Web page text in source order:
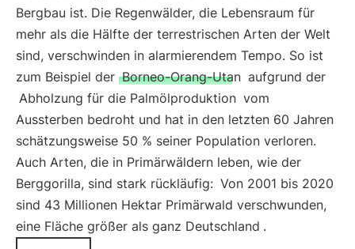
Bergbau ist. Die Regenwälder, die Lebensraum für
mehr als die Hälfte der terrestrischen Arten der Welt
sind, verschwinden in alarmierendem Tempo. So ist
zum Beispiel der Borneo-Orang-Utan aufgrund der
Abholzung für die Palmölproduktion vom
Aussterben bedroht und hat in den letzten 60 Jahren
schätzungsweise 50 % seiner Population verloren.
Auch Arten, die in Primärwäldern leben, wie der
Berggorilla, sind stark rückläufig: Von 2001 bis 2020
sind 43 Millionen Hektar Primärwald verschwunden,
eine Fläche größer als ganz Deutschland .